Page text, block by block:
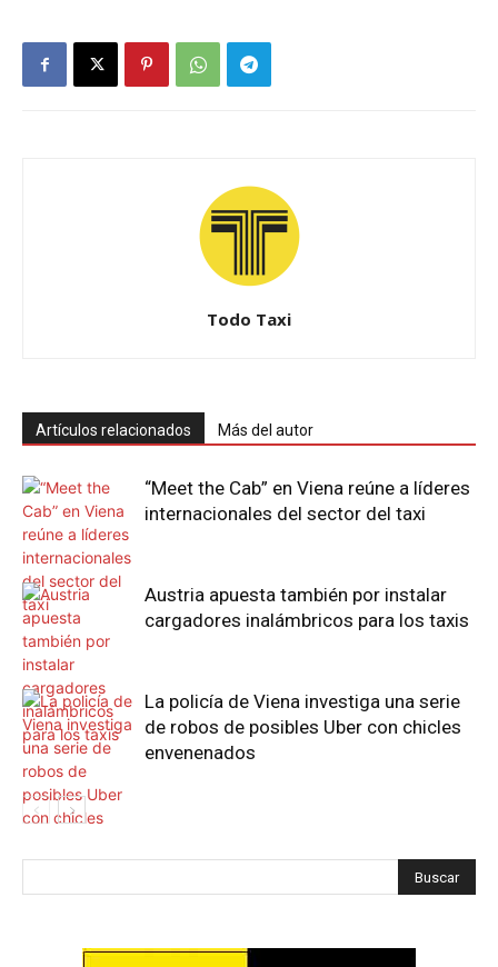
Todo Taxi
Artículos relacionados Más del autor
“Meet the Cab” en Viena reúne a líderes
internacionales del sector del taxi
Austria apuesta también por instalar
cargadores inalámbricos para los taxis
La policía de Viena investiga una serie
de robos de posibles Uber con chicles
envenenados